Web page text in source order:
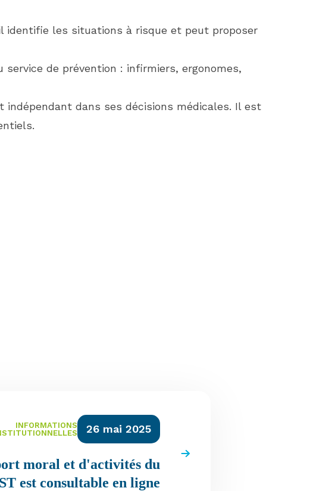
identifie les situations à risque et peut proposer
de prévention : infirmiers, ergonomes,
indépendant dans ses décisions médicales. Il est
INFORMATIONS
26 mai 2025
moral et d'activités du
est consultable en ligne